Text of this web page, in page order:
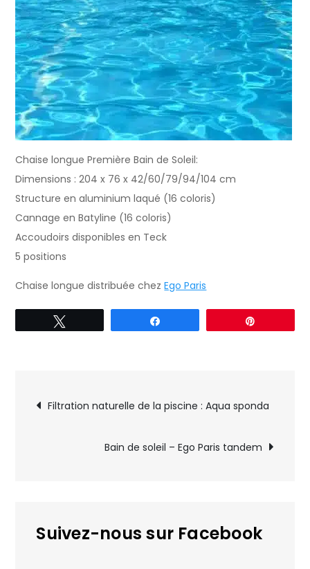
Chaise longue Première Bain de Soleil:
Dimensions : 204 x 76 x 42/60/79/94/104 cm
Structure en aluminium laqué (16 coloris)
Cannage en Batyline (16 coloris)
Accoudoirs disponibles en Teck
5 positions
Chaise longue distribuée chezEgo Paris
Navigation
Filtration naturelle de la piscine : Aqua sponda
Bain de soleil – Ego Paris tandem
Suivez-nous sur Facebook